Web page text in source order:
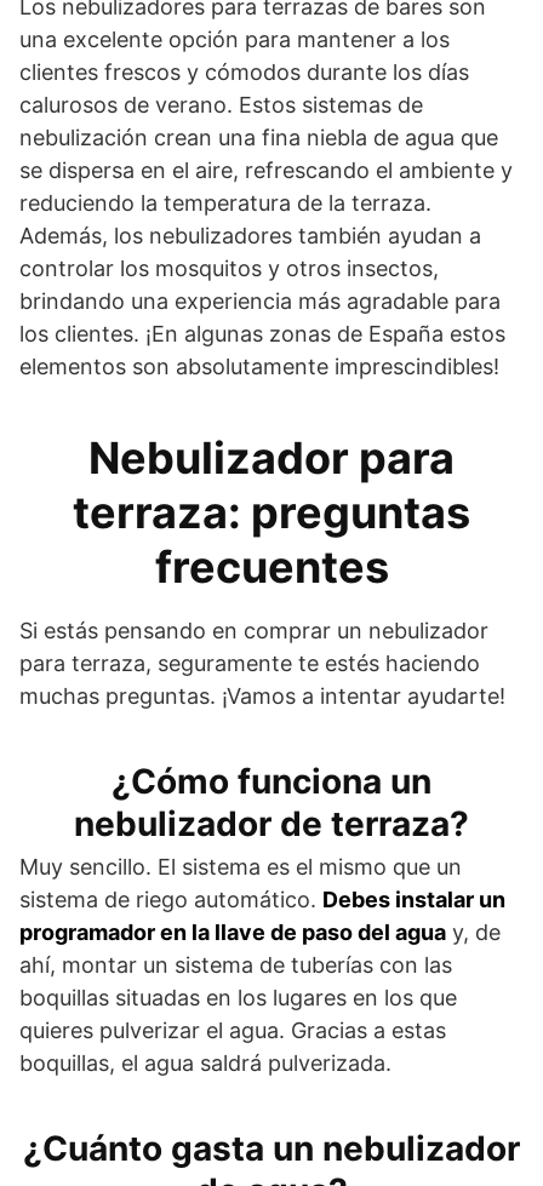
Los nebulizadores para terrazas de bares son
una excelente opción para mantener a los
clientes frescos y cómodos durante los días
calurosos de verano. Estos sistemas de
nebulización crean una fina niebla de agua que
se dispersa en el aire, refrescando el ambiente y
reduciendo la temperatura de la terraza.
Además, los nebulizadores también ayudan a
controlar los mosquitos y otros insectos,
brindando una experiencia más agradable para
los clientes. ¡En algunas zonas de España estos
elementos son absolutamente imprescindibles!
Nebulizador para
terraza: preguntas
frecuentes
Si estás pensando en comprar un nebulizador
para terraza, seguramente te estés haciendo
muchas preguntas. ¡Vamos a intentar ayudarte!
¿Cómo funciona un
nebulizador de terraza?
Muy sencillo. El sistema es el mismo que un
sistema de riego automático. Debes instalar un
programador en la llave de paso del agua y, de
ahí, montar un sistema de tuberías con las
boquillas situadas en los lugares en los que
quieres pulverizar el agua. Gracias a estas
boquillas, el agua saldrá pulverizada.
¿Cuánto gasta un nebulizador